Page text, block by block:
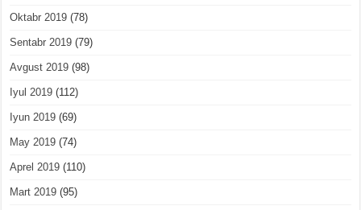
Oktabr 2019 (78)
Sentabr 2019 (79)
Avgust 2019 (98)
Iyul 2019 (112)
Iyun 2019 (69)
May 2019 (74)
Aprel 2019 (110)
Mart 2019 (95)